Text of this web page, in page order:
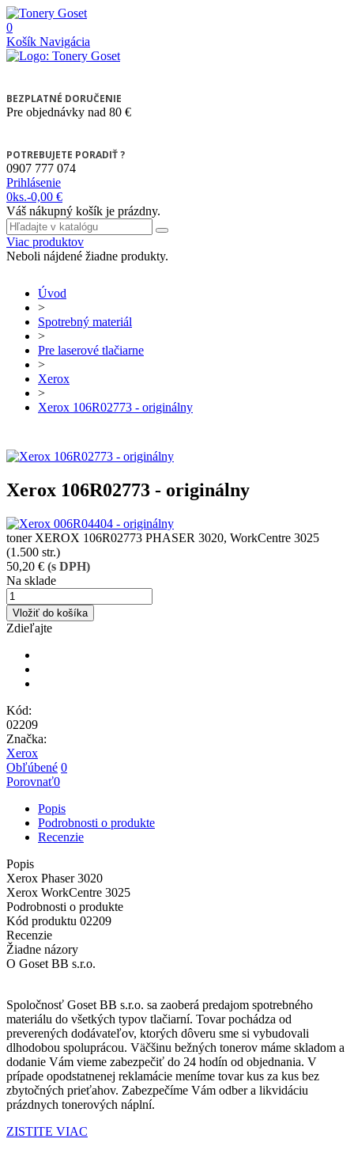
0
Košík Navigácia
BEZPLATNÉ DORUČENIE
Pre objednávky nad 80 €
POTREBUJETE PORADIŤ ?
0907 777 074
Prihlásenie
0ks.-0,00 €
Váš nákupný košík je prázdny.
Viac produktov
Neboli nájdené žiadne produkty.
Úvod
>
Spotrebný materiál
>
Pre laserové tlačiarne
>
Xerox
>
Xerox 106R02773 - originálny
Xerox 106R02773 - originálny
toner XEROX 106R02773 PHASER 3020, WorkCentre 3025
(1.500 str.)
50,20 € (s DPH)
Na sklade
Vložiť do košíka
Zdieľajte
Kód:
02209
Značka:
Xerox
Obľúbené 0
Porovnať0
Popis
Podrobnosti o produkte
Recenzie
Popis
Xerox Phaser 3020
Xerox WorkCentre 3025
Podrobnosti o produkte
Kód produktu 02209
Recenzie
Žiadne názory
O Goset BB s.r.o.
Spoločnosť Goset BB s.r.o. sa zaoberá predajom spotrebného
materiálu do všetkých typov tlačiarní. Tovar pochádza od
preverených dodávateľov, ktorých dôveru sme si vybudovali
dlhodobou spoluprácou. Väčšinu bežných tonerov máme skladom a
dodanie Vám vieme zabezpečiť do 24 hodín od objednania. V
prípade opodstatnenej reklamácie meníme tovar kus za kus bez
zbytočných prieťahov. Zabezpečíme Vám odber a likvidáciu
prázdnych tonerových náplní.
ZISTITE VIAC